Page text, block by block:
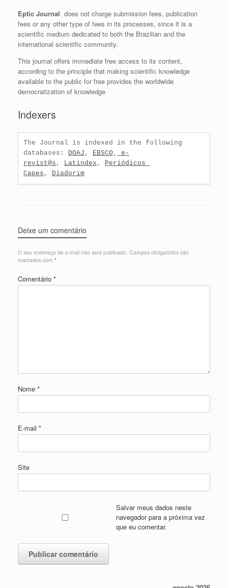
Eptic Journal does not charge submission fees, publication
fees or any other type of fees in its processes, since it is a
scientific medium dedicated to both the Brazilian and the
international scientific community.
This journal offers immediate free access to its content,
according to the principle that making scientific knowledge
available to the public for free provides the worldwide
democratization of knowledge
Indexers
The Journal is indexed in the following
databases: DOAJ , EBSCO ,
e-
revist@s , Latindex , Periódicos
Capes , Diadorim
Deixe um comentário
O seu endereço de e-mail não será publicado. Campos obrigatórios são
marcados com *
Comentário *
Nome *
E-mail *
Site
Salvar meus dados neste
navegador para a próxima vez
que eu comentar.